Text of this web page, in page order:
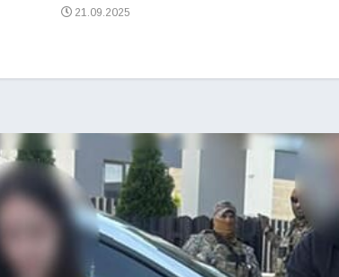
21.09.2025